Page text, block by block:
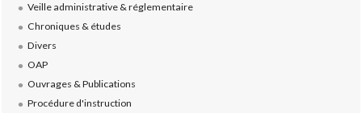
Veille administrative & réglementaire
Chroniques & études
Divers
OAP
Ouvrages & Publications
Procédure d'instruction